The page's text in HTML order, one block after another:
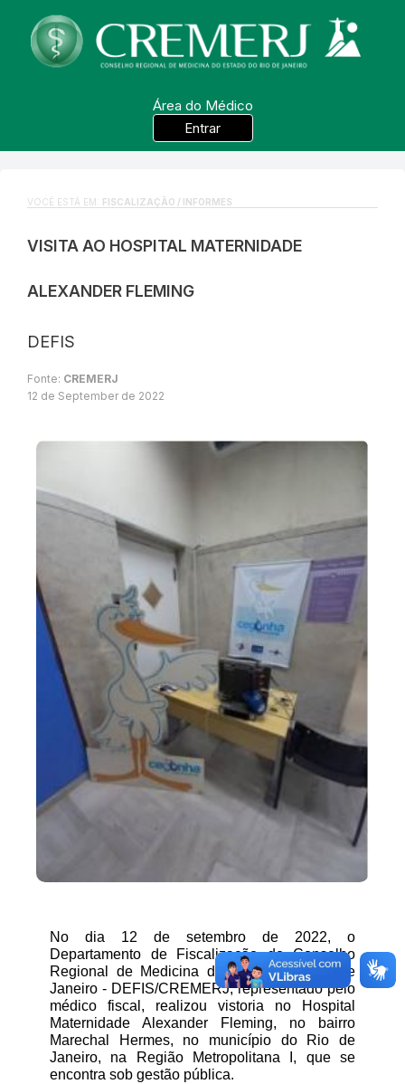
Área do Médico
Entrar
VOCÊ ESTÁ EM: FISCALIZAÇÃO / INFORMES
VISITA AO HOSPITAL MATERNIDADE
ALEXANDER FLEMING
DEFIS
Fonte: CREMERJ
12 de September de 2022
No dia 12 de setembro de 2022, o
Departamento de Fiscalização do Conselho
Regional de Medicina do Estado do Rio de
Janeiro - DEFIS/CREMERJ, representado pelo
médico fiscal, realizou vistoria no Hospital
Maternidade Alexander Fleming, no bairro
Marechal Hermes, no município do Rio de
Janeiro, na Região Metropolitana I, que se
encontra sob gestão pública.